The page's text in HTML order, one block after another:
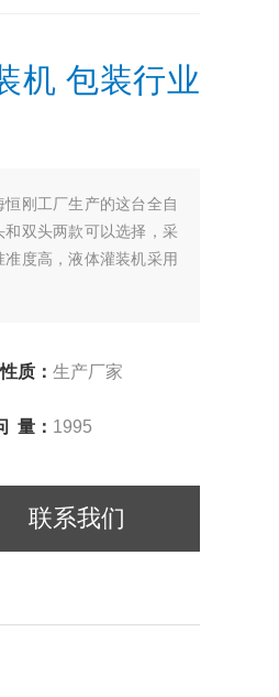
机 包装行业
刚工厂生产的这台全自
双头两款可以选择，采
度高，液体灌装机采用
质：生产厂家
量： 1995
联系我们